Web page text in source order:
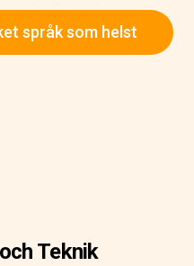
Bin finns i fyra olika
bin utan tagg, och
språk som helst
Teknik